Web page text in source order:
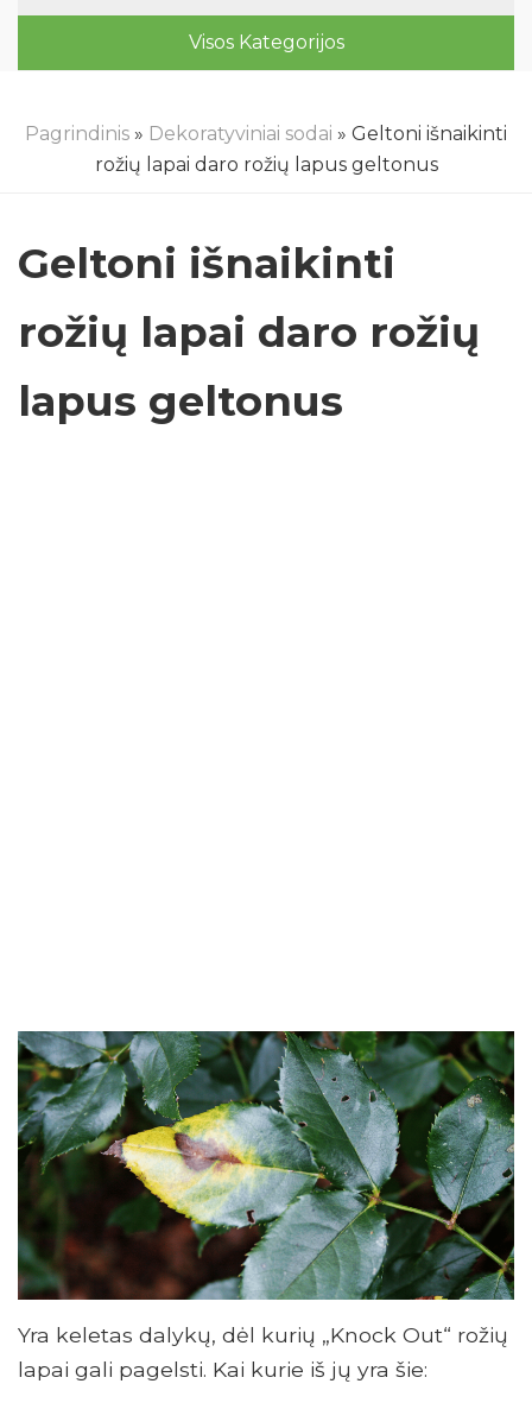
Visos Kategorijos
Pagrindinis » Dekoratyviniai sodai » Geltoni išnaikinti
rožių lapai daro rožių lapus geltonus
Geltoni išnaikinti
rožių lapai daro rožių
lapus geltonus
Yra keletas dalykų, dėl kurių „Knock Out“ rožių
lapai gali pagelsti. Kai kurie iš jų yra šie: